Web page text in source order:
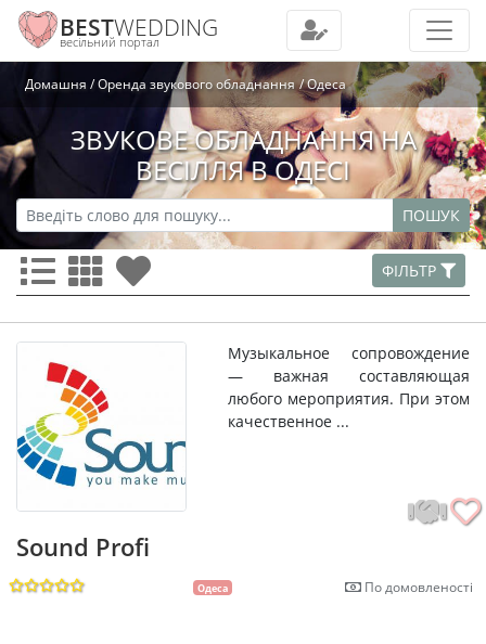
BESTWEDDING
весільний портал
Домашня Оренда звукового обладнання Одеса
ЗВУКОВЕ ОБЛАДНАННЯ НА
ВЕСІЛЛЯ В ОДЕСІ
ПОШУК
ФІЛЬТР
Музыкальное сопровождение
— важная составляющая
любого мероприятия. При этом
качественное ...
Sound Profi
Одеса По домовленості